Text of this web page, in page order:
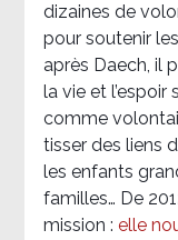
dizaines de
pour soutenir
après Daech, il
la vie et
comme
tisser des liens
les enfants
familles… De
mission : elle